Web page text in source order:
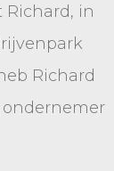
in
Richard